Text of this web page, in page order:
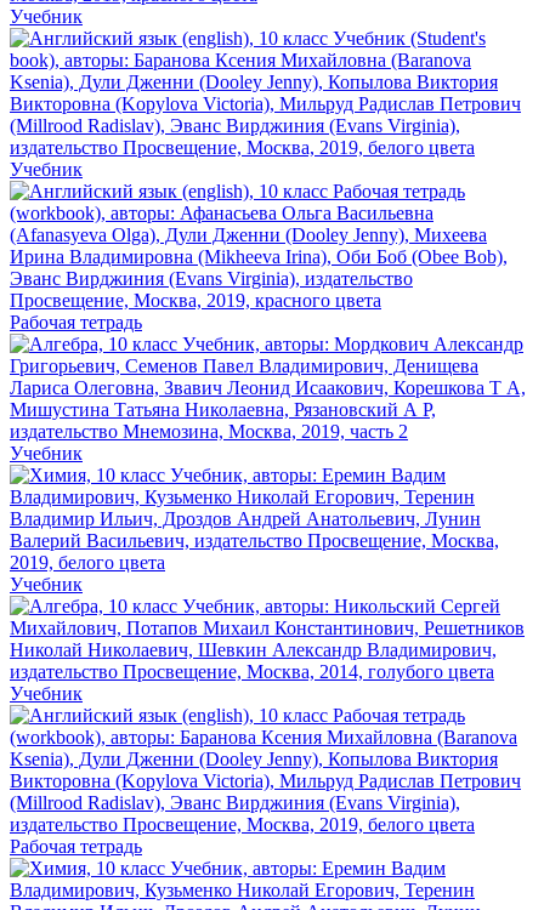
Учебник
Учебник
Рабочая тетрадь
Учебник
Учебник
Учебник
Рабочая тетрадь